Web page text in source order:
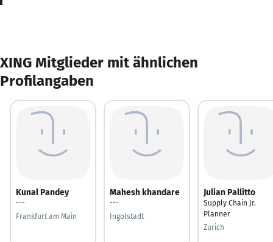
XING Mitglieder mit ähnlichen
Profilangaben
Kunal Pandey
---
Frankfurt am Main
Mahesh khandare
---
Ingolstadt
Julian Pallitto
Supply Chain Jr.
Planner
Zurich